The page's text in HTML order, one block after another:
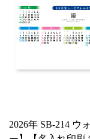
2026年 SB-214 ウ